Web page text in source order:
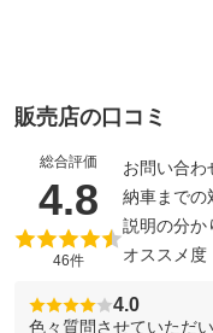
販売店の口コミ
総合評価
4.8 （5
46件
お問い合わ
納車までの
説明の分か
オススメ度
4.0
色々質問させていただ